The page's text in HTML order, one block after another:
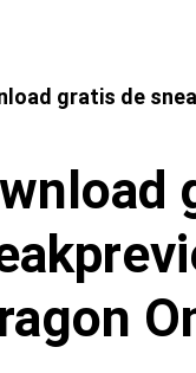
gratis de